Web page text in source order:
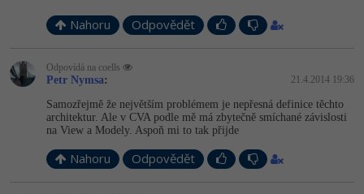
Nahoru Odpovědět
Odpovídá na coells
Petr Nymsa: 21.4.2014 19:36
Samozřejmě že největším problémem je nepřesná definice těchto
architektur. Ale v CVA podle mě má zbytečně smíchané závislosti
na View a Modely. Aspoň mi to tak přijde
Nahoru Odpovědět